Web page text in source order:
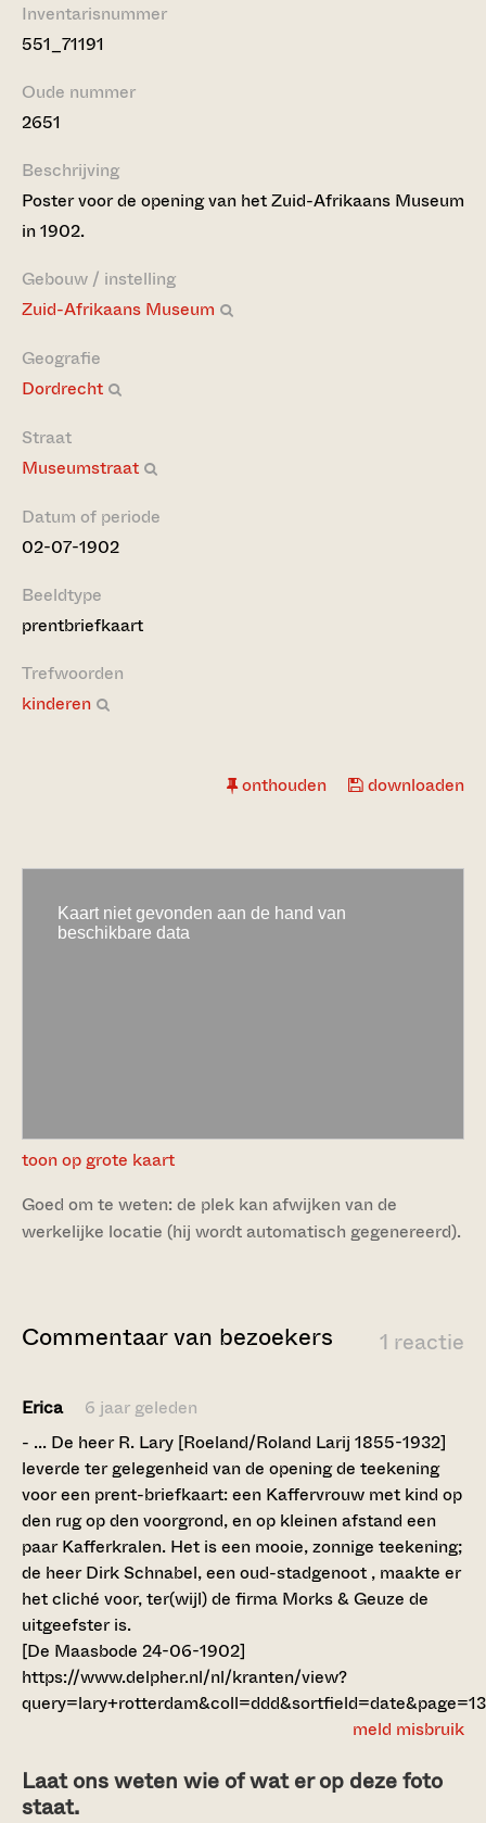
Inventarisnummer
551_71191
Oude nummer
2651
Beschrijving
Poster voor de opening van het Zuid-Afrikaans Museum
in 1902.
Gebouw / instelling
Zuid-Afrikaans Museum
Geografie
Dordrecht
Straat
Museumstraat
Datum of periode
02-07-1902
Beeldtype
prentbriefkaart
Trefwoorden
kinderen
onthouden downloaden
toon op grote kaart
Goed om te weten: de plek kan afwijken van de
werkelijke locatie (hij wordt automatisch gegenereerd).
1 reactie
Commentaar van bezoekers
Erica
6 jaar geleden
- ... De heer R. Lary [Roeland/Roland Larij 1855-1932]
leverde ter gelegenheid van de opening de teekening
voor een prent-briefkaart: een Kaffervrouw met kind op
den rug op den voorgrond, en op kleinen afstand een
paar Kafferkralen. Het is een mooie, zonnige teekening;
de heer Dirk Schnabel, een oud-stadgenoot , maakte er
het cliché voor, ter(wijl) de firma Morks & Geuze de
uitgeefster is.
[De Maasbode 24-06-1902]
https://www.delpher.nl/nl/kranten/view?
meld misbruik
Laat ons weten wie of wat er op deze foto
staat.